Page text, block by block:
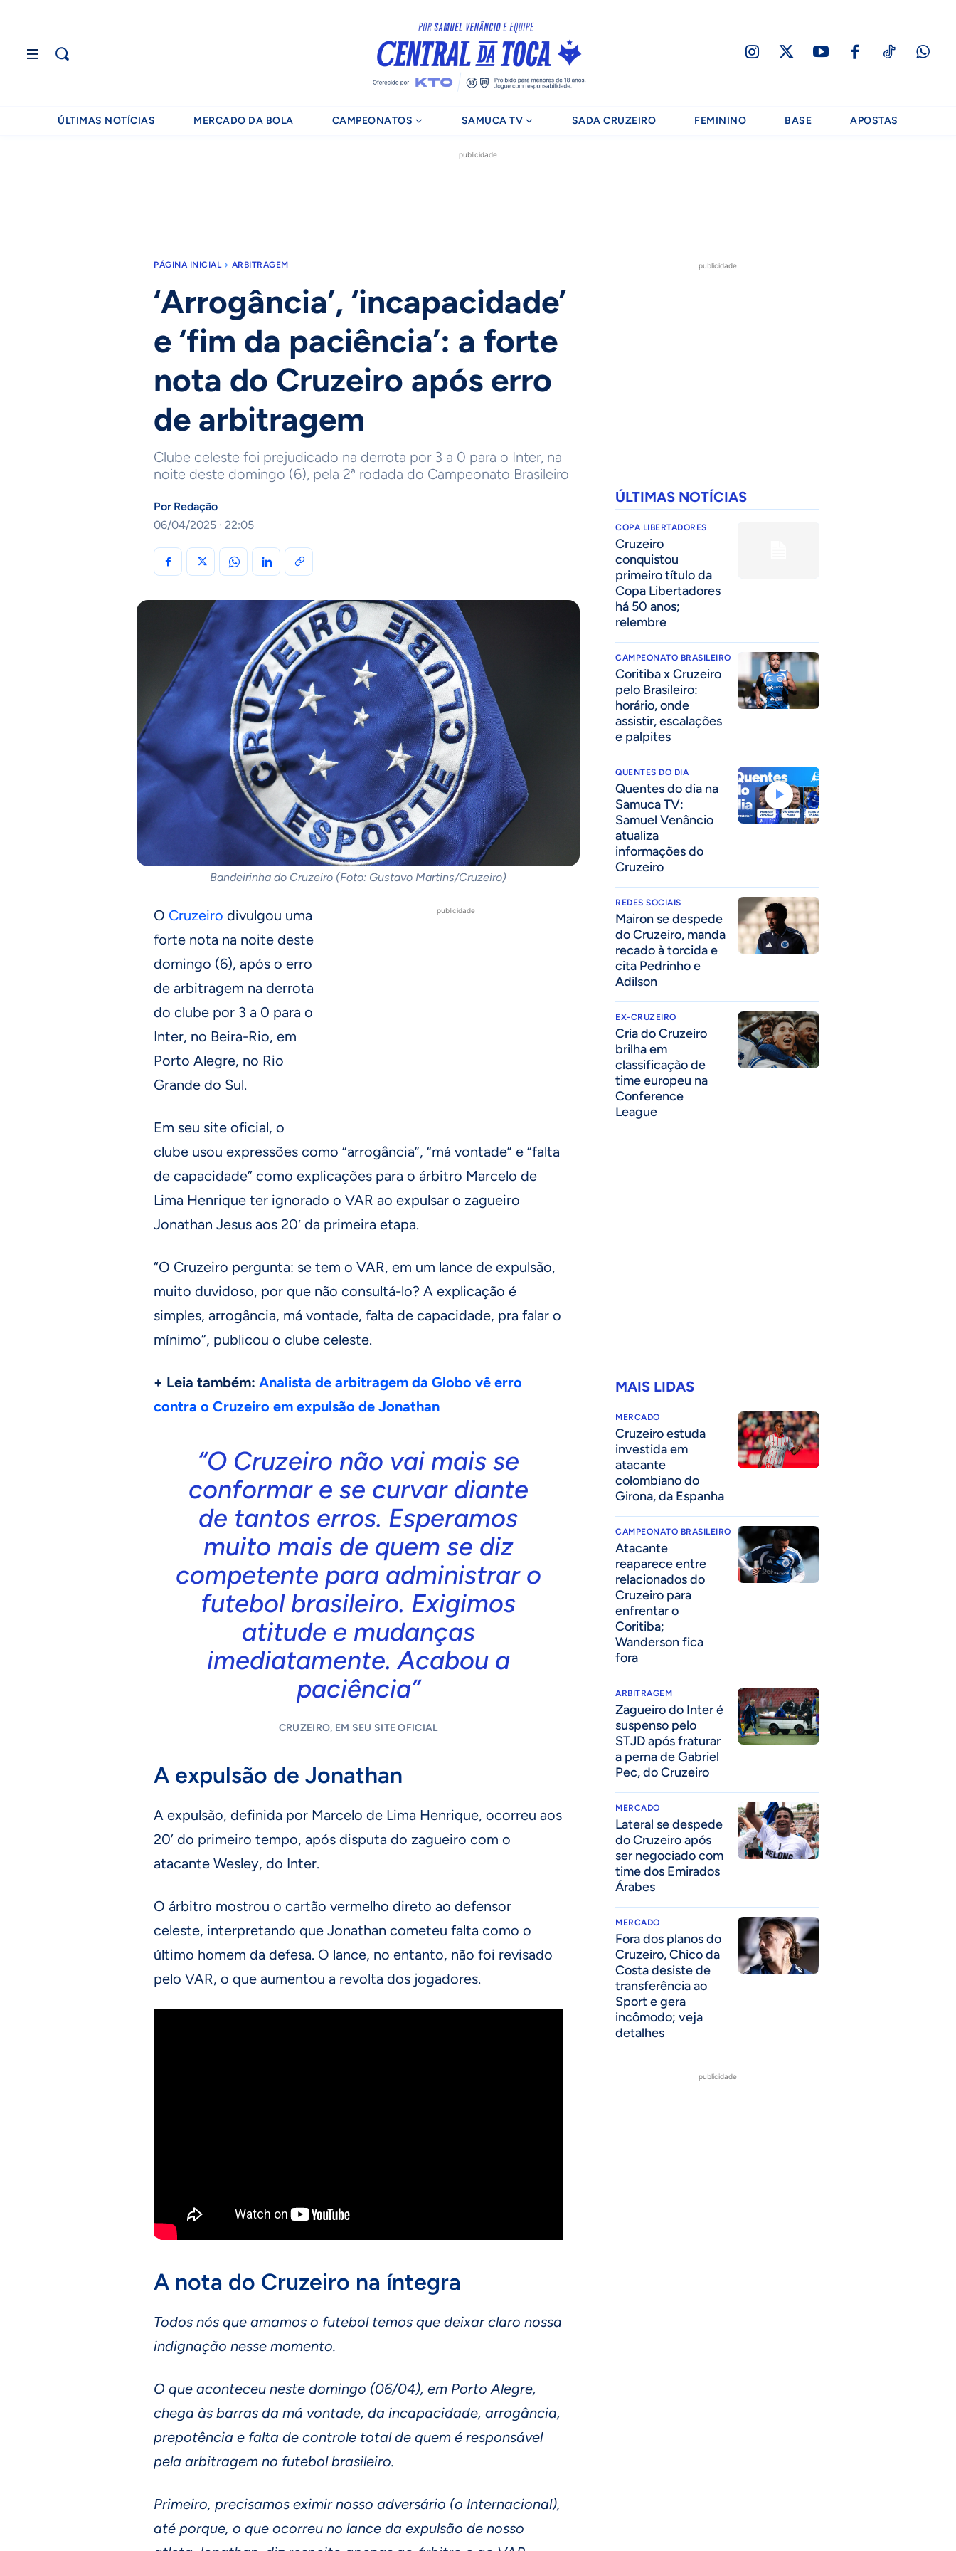
ÚLTIMAS NOTÍCIAS MERCADO DA BOLA CAMPEONATOS SAMUCA TV SADA CRUZEIRO FEMININO BASE APOSTAS
publicidade
PÁGINA INICIAL ARBITRAGEM
‘Arrogância’, ‘incapacidade’
e ‘fim da paciência’: a forte
nota do Cruzeiro após erro
de arbitragem
Clube celeste foi prejudicado na derrota por 3 a 0 para o Inter, na
noite deste domingo (6), pela 2ª rodada do Campeonato Brasileiro
Por Redação
06/04/2025 · 22:05
Bandeirinha do Cruzeiro (Foto: Gustavo Martins/Cruzeiro)
publicidade
O Cruzeiro divulgou uma
forte nota na noite deste
domingo (6), após o erro
de arbitragem na derrota
do clube por 3 a 0 para o
Inter, no Beira-Rio, em
Porto Alegre, no Rio
Grande do Sul.
Em seu site oficial, o
clube usou expressões como “arrogância”, “má vontade” e “falta
de capacidade” como explicações para o árbitro Marcelo de
Lima Henrique ter ignorado o VAR ao expulsar o zagueiro
Jonathan Jesus aos 20′ da primeira etapa.
“O Cruzeiro pergunta: se tem o VAR, em um lance de expulsão,
muito duvidoso, por que não consultá-lo? A explicação é
simples, arrogância, má vontade, falta de capacidade, pra falar o
mínimo”, publicou o clube celeste.
+ Leia também: Analista de arbitragem da Globo vê erro
contra o Cruzeiro em expulsão de Jonathan
“O Cruzeiro não vai mais se
conformar e se curvar diante
de tantos erros. Esperamos
muito mais de quem se diz
competente para administrar o
futebol brasileiro. Exigimos
atitude e mudanças
imediatamente. Acabou a
paciência”
CRUZEIRO, EM SEU SITE OFICIAL
A expulsão de Jonathan
A expulsão, definida por Marcelo de Lima Henrique, ocorreu aos
20’ do primeiro tempo, após disputa do zagueiro com o
atacante Wesley, do Inter.
O árbitro mostrou o cartão vermelho direto ao defensor
celeste, interpretando que Jonathan cometeu falta como o
último homem da defesa. O lance, no entanto, não foi revisado
pelo VAR, o que aumentou a revolta dos jogadores.
A nota do Cruzeiro na íntegra
Todos nós que amamos o futebol temos que deixar claro nossa
indignação nesse momento.
O que aconteceu neste domingo (06/04), em Porto Alegre,
chega às barras da má vontade, da incapacidade, arrogância,
prepotência e falta de controle total de quem é responsável
pela arbitragem no futebol brasileiro.
Primeiro, precisamos eximir nosso adversário (o Internacional),
até porque, o que ocorreu no lance da expulsão de nosso
publicidade
ÚLTIMAS NOTÍCIAS
COPA LIBERTADORES
Cruzeiro
conquistou
primeiro título da
Copa Libertadores
há 50 anos;
relembre
CAMPEONATO BRASILEIRO
Coritiba x Cruzeiro
pelo Brasileiro:
horário, onde
assistir, escalações
e palpites
QUENTES DO DIA
Quentes do dia na
Samuca TV:
Samuel Venâncio
atualiza
informações do
Cruzeiro
REDES SOCIAIS
Mairon se despede
do Cruzeiro, manda
recado à torcida e
cita Pedrinho e
Adilson
EX-CRUZEIRO
Cria do Cruzeiro
brilha em
classificação de
time europeu na
Conference
League
MAIS LIDAS
MERCADO
Cruzeiro estuda
investida em
atacante
colombiano do
Girona, da Espanha
CAMPEONATO BRASILEIRO
Atacante
reaparece entre
relacionados do
Cruzeiro para
enfrentar o
Coritiba;
Wanderson fica
fora
ARBITRAGEM
Zagueiro do Inter é
suspenso pelo
STJD após fraturar
a perna de Gabriel
Pec, do Cruzeiro
MERCADO
Lateral se despede
do Cruzeiro após
ser negociado com
time dos Emirados
Árabes
MERCADO
Fora dos planos do
Cruzeiro, Chico da
Costa desiste de
transferência ao
Sport e gera
incômodo; veja
detalhes
publicidade